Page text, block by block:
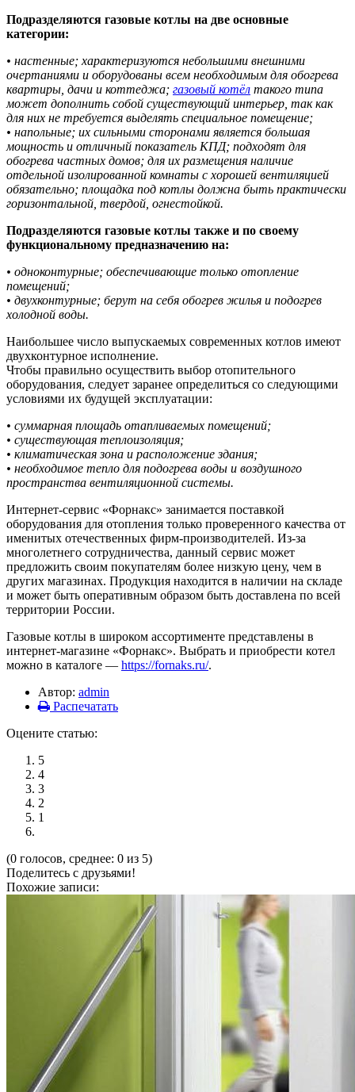
Подразделяются газовые котлы на две основные
категории:
• настенные; характеризуются небольшими внешними
очертаниями и оборудованы всем необходимым для обогрева
квартиры, дачи и коттеджа; газовый котёл такого типа
может дополнить собой существующий интерьер, так как
для них не требуется выделять специальное помещение;
• напольные; их сильными сторонами является большая
мощность и отличный показатель КПД; подходят для
обогрева частных домов; для их размещения наличие
отдельной изолированной комнаты с хорошей вентиляцией
обязательно; площадка под котлы должна быть практически
горизонтальной, твердой, огнестойкой.
Подразделяются газовые котлы также и по своему
функциональному предназначению на:
• одноконтурные; обеспечивающие только отопление
помещений;
• двухконтурные; берут на себя обогрев жилья и подогрев
холодной воды.
Наибольшее число выпускаемых современных котлов имеют
двухконтурное исполнение.
Чтобы правильно осуществить выбор отопительного
оборудования, следует заранее определиться со следующими
условиями их будущей эксплуатации:
• суммарная площадь отапливаемых помещений;
• существующая теплоизоляция;
• климатическая зона и расположение здания;
• необходимое тепло для подогрева воды и воздушного
пространства вентиляционной системы.
Интернет-сервис «Форнакс» занимается поставкой
оборудования для отопления только проверенного качества от
именитых отечественных фирм-производителей. Из-за
многолетнего сотрудничества, данный сервис может
предложить своим покупателям более низкую цену, чем в
других магазинах. Продукция находится в наличии на складе
и может быть оперативным образом быть доставлена по всей
территории России.
Газовые котлы в широком ассортименте представлены в
интернет-магазине «Форнакс». Выбрать и приобрести котел
можно в каталоге — https://fornaks.ru/.
Автор: admin
Распечатать
Оцените статью:
5
4
3
2
1
(0 голосов, среднее: 0 из 5)
Поделитесь с друзьями!
Похожие записи: